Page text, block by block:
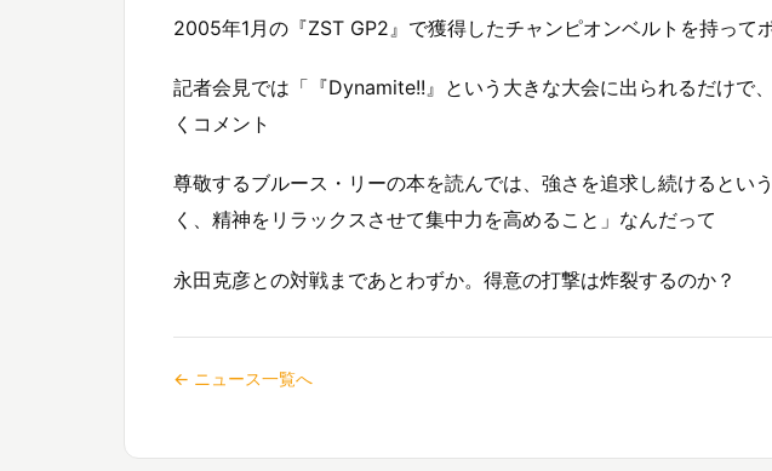
2005年1月の『ZST GP2』で獲得したチャンピオンベルトを持って
記者会見では「『Dynamite!!』という大きな大会に出られるだけで
くコメント
尊敬するブルース・リーの本を読んでは、強さを追求し続けるとい
く、精神をリラックスさせて集中力を高めること」なんだって
永田克彦との対戦まであとわずか。得意の打撃は炸裂するのか？
← ニュース一覧へ